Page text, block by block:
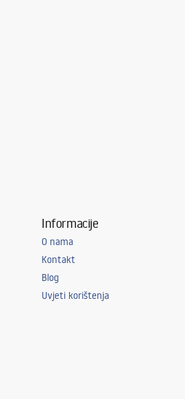
Informacije
O nama
Kontakt
Blog
Uvjeti korištenja